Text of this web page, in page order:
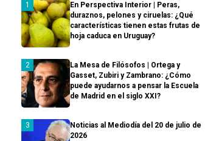
En Perspectiva Interior | Peras,
duraznos, pelones y ciruelas: ¿Qué
características tienen estas frutas de
hoja caduca en Uruguay?
La Mesa de Filósofos | Ortega y
Gasset, Zubiri y Zambrano: ¿Cómo
puede ayudarnos a pensar la Escuela
de Madrid en el siglo XXI?
Noticias al Mediodía del 20 de julio de
2026